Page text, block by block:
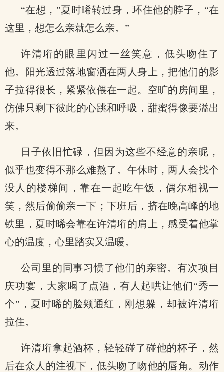
“在想，”夏时晞转过身，环住他的脖子，“在
这里，想怎么亲就怎么亲。”
许清珩的眼里闪过一丝笑意，低头吻住了
他。阳光透过落地窗洒在两人身上，把他们的影
子拉得很长，紧紧依偎在一起。空旷的房间里，
仿佛只剩下彼此的心跳和呼吸，甜蜜得像要溢出
来。
日子依旧忙碌，但因为这些不经意的亲昵，
似乎也变得不那么难熬了。午休时，两人会找个
没人的楼梯间，靠在一起吃午饭，偶尔相视一
笑，然后偷偷亲一下；下班后，挤在晚高峰的地
铁里，夏时晞会靠在许清珩的肩上，感受着他掌
心的温度，心里踏实又温暖。
公司里的同事习惯了他们的亲密。有次项目
庆功宴，大家喝了点酒，有人起哄让他们“秀一
个”，夏时晞的脸颊通红，刚想躲，却被许清珩
拉住。
许清珩拿起酒杯，轻轻碰了碰他的杯子，然
后在众人的注视下，低头吻了吻他的唇角。动作